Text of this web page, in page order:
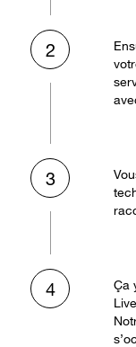
2
3
4
Ça